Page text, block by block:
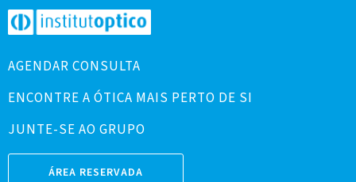
AGENDAR CONSULTA
ENCONTRE A ÓTICA MAIS PERTO DE SI
JUNTE-SE AO GRUPO
ÁREA RESERVADA